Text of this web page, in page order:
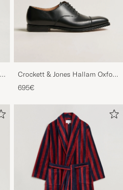
Crockett & Jones Hallam Oxford
Black Calf
695€